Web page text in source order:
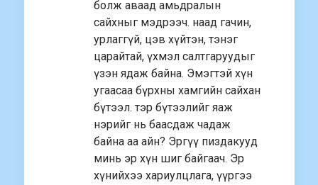
болж аваад амьдралын
сайхныг мэдрээч. наад гачин,
урлаггүй, цэв хүйтэн, тэнэг
царайтай, үхмэл салтгаруудыг
үзэн ядаж байна. Эмэгтэй хүн
угаасаа бүрхны хамгийн сайхан
бүтээл. тэр бүтээлийг яаж
нэрийг нь баасдаж чадаж
байна аа айн? Эргүү пиздакууд
минь эр хүн шиг байгаач. Эр
хүнийхээ хариулцлага, үүргээ